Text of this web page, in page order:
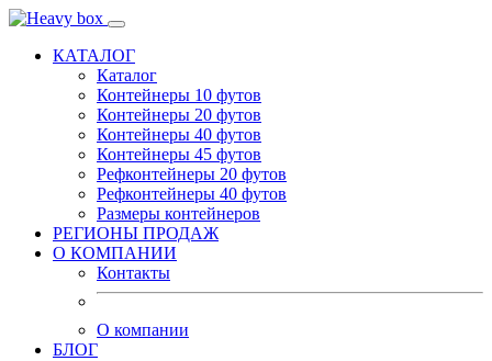
КАТАЛОГ
Каталог
Контейнеры 10 футов
Контейнеры 20 футов
Контейнеры 40 футов
Контейнеры 45 футов
Рефконтейнеры 20 футов
Рефконтейнеры 40 футов
Размеры контейнеров
РЕГИОНЫ ПРОДАЖ
О КОМПАНИИ
Контакты
О компании
БЛОГ